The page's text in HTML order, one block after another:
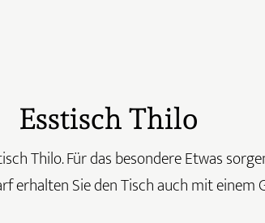
Esstisch Thilo
Thilo. Für das besondere Etwas
erhalten Sie den Tisch auch mit einem